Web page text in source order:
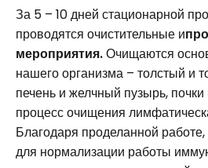
За 5 – 10 дней стационарной
проводятся очистительные и
мероприятия.Очищаются
нашего организма – толстый и
печень и желчный пузырь, почки
процесс очищения
Благодаря проделанной
для нормализации работы